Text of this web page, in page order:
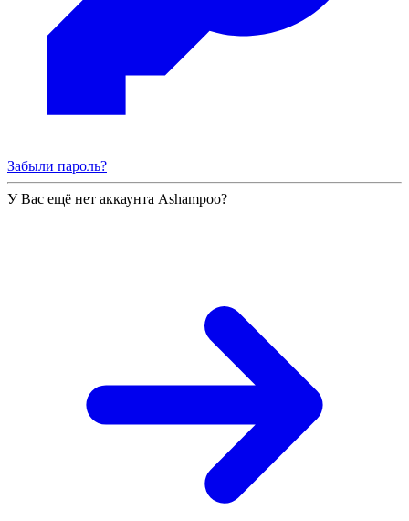
Забыли пароль?
У Вас ещё нет аккаунта Ashampoo?